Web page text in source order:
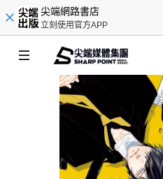
尖端網路書店
立刻使用官方APP